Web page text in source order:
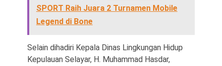
SPORT Raih Juara 2 Turnamen Mobile
Legend di Bone
Selain dihadiri Kepala Dinas Lingkungan Hidup
Kepulauan Selayar, H. Muhammad Hasdar,